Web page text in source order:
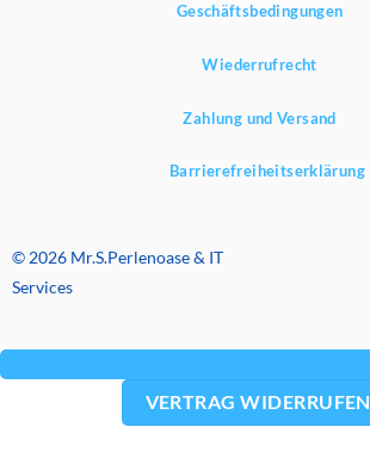
Geschäftsbedingungen
Wiederrufrecht
Zahlung und Versand
Barrierefreiheitserklärung
© 2026 Mr.S.Perlenoase & IT
Services
VERTRAG WIDERRUFEN